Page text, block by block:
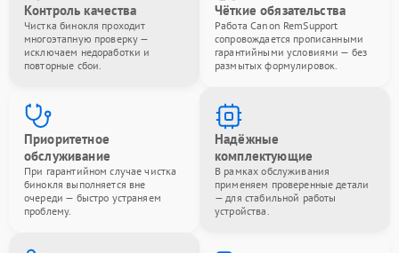
Контроль качества
Чистка бинокля проходит
многоэтапную проверку —
исключаем недоработки и
повторные сбои.
Чёткие обязательства
Работа Canon RemSupport
сопровождается прописанными
гарантийными условиями — без
размытых формулировок.
Приоритетное
обслуживание
При гарантийном случае чистка
бинокля выполняется вне
очереди — быстро устраняем
проблему.
Надёжные
комплектующие
В рамках обслуживания
применяем проверенные детали
— для стабильной работы
устройства.